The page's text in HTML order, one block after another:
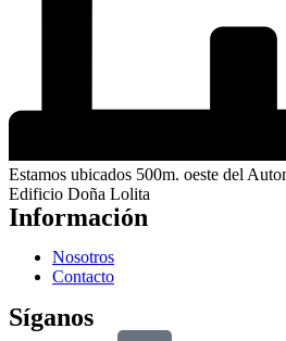
Estamos ubicados 500m. oeste del
Edificio Doña Lolita
Información
Nosotros
Contacto
Síganos